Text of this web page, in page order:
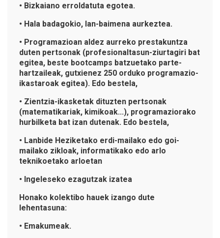
• Bizkaiano erroldatuta egotea.
• Hala badagokio, lan-baimena aurkeztea.
• Programazioan aldez aurreko prestakuntza
duten pertsonak (profesionaltasun-ziurtagiri bat
egitea, beste bootcamps batzuetako parte-
hartzaileak, gutxienez 250 orduko programazio-
ikastaroak egitea). Edo bestela,
• Zientzia-ikasketak dituzten pertsonak
(matematikariak, kimikoak...), programaziorako
hurbilketa bat izan dutenak. Edo bestela,
• Lanbide Heziketako erdi-mailako edo goi-
mailako zikloak, informatikako edo arlo
teknikoetako arloetan
• Ingeleseko ezagutzak izatea
Honako kolektibo hauek izango dute
lehentasuna:
• Emakumeak.